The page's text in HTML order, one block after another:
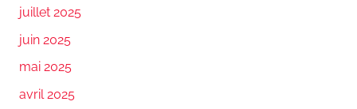
juillet 2025
juin 2025
mai 2025
avril 2025